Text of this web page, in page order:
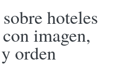
hoteles
imagen,
orden